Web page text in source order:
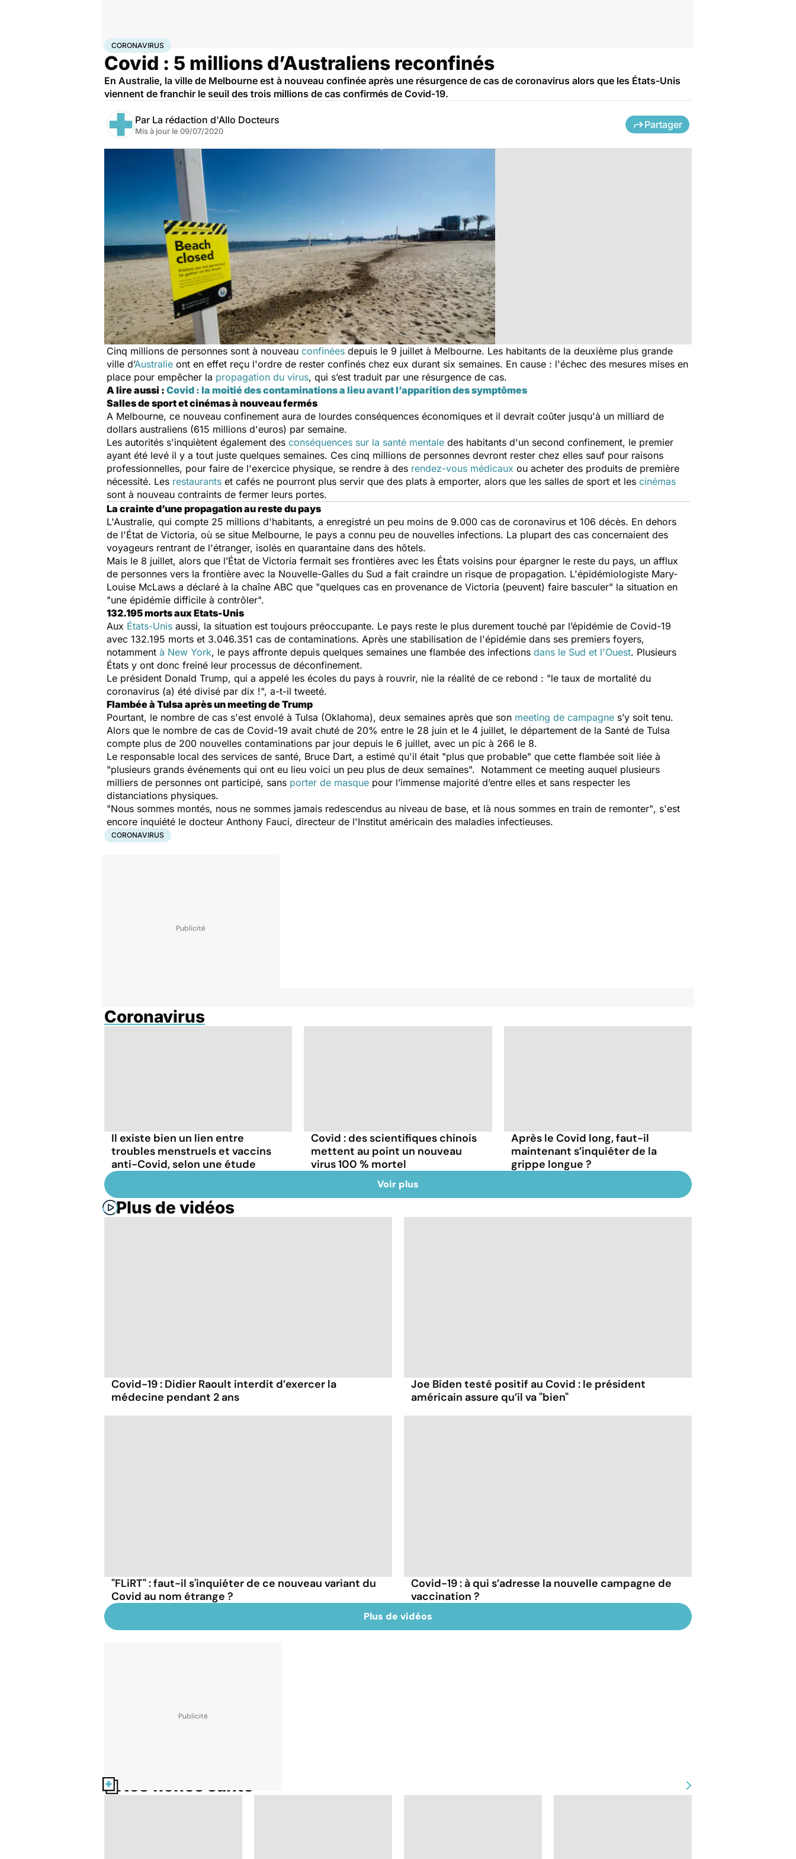
AccueilSantéMaladies
CORONAVIRUS
Covid : 5 millions d’Australiens reconfinés
En Australie, la ville de Melbourne est à nouveau confinée après une résurgence de cas de coronavirus alors que les États-Unis
viennent de franchir le seuil des trois millions de cas confirmés de Covid-19.
Par La rédaction d'Allo Docteurs
Mis à jour le 09/07/2020
Partager
Cinq millions de personnes sont à nouveau confinées depuis le 9 juillet à Melbourne. Les habitants de la deuxième plus grande
ville d’Australie ont en effet reçu l'ordre de rester confinés chez eux durant six semaines. En cause : l'échec des mesures mises en
place pour empêcher la propagation du virus, qui s’est traduit par une résurgence de cas.
A lire aussi : Covid : la moitié des contaminations a lieu avant l’apparition des symptômes
Salles de sport et cinémas à nouveau fermés
A Melbourne, ce nouveau confinement aura de lourdes conséquences économiques et il devrait coûter jusqu'à un milliard de
dollars australiens (615 millions d'euros) par semaine.
Les autorités s'inquiètent également des conséquences sur la santé mentale des habitants d'un second confinement, le premier
ayant été levé il y a tout juste quelques semaines. Ces cinq millions de personnes devront rester chez elles sauf pour raisons
professionnelles, pour faire de l'exercice physique, se rendre à des rendez-vous médicaux ou acheter des produits de première
nécessité. Les restaurants et cafés ne pourront plus servir que des plats à emporter, alors que les salles de sport et les cinémas
sont à nouveau contraints de fermer leurs portes.
La crainte d’une propagation au reste du pays
L'Australie, qui compte 25 millions d'habitants, a enregistré un peu moins de 9.000 cas de coronavirus et 106 décès. En dehors
de l'État de Victoria, où se situe Melbourne, le pays a connu peu de nouvelles infections. La plupart des cas concernaient des
voyageurs rentrant de l'étranger, isolés en quarantaine dans des hôtels.
Mais le 8 juillet, alors que l’État de Victoria fermait ses frontières avec les États voisins pour épargner le reste du pays, un afflux
de personnes vers la frontière avec la Nouvelle-Galles du Sud a fait craindre un risque de propagation. L'épidémiologiste Mary-
Louise McLaws a déclaré à la chaîne ABC que "quelques cas en provenance de Victoria (peuvent) faire basculer" la situation en
"une épidémie difficile à contrôler".
132.195 morts aux Etats-Unis
Aux États-Unis aussi, la situation est toujours préoccupante. Le pays reste le plus durement touché par l’épidémie de Covid-19
avec 132.195 morts et 3.046.351 cas de contaminations. Après une stabilisation de l'épidémie dans ses premiers foyers,
notamment à New York, le pays affronte depuis quelques semaines une flambée des infections dans le Sud et l'Ouest. Plusieurs
États y ont donc freiné leur processus de déconfinement.
Le président Donald Trump, qui a appelé les écoles du pays à rouvrir, nie la réalité de ce rebond : "le taux de mortalité du
coronavirus (a) été divisé par dix !", a-t-il tweeté.
Flambée à Tulsa après un meeting de Trump
Pourtant, le nombre de cas s'est envolé à Tulsa (Oklahoma), deux semaines après que son meeting de campagne s’y soit tenu.
Alors que le nombre de cas de Covid-19 avait chuté de 20% entre le 28 juin et le 4 juillet, le département de la Santé de Tulsa
compte plus de 200 nouvelles contaminations par jour depuis le 6 juillet, avec un pic à 266 le 8.
Le responsable local des services de santé, Bruce Dart, a estimé qu'il était "plus que probable" que cette flambée soit liée à
"plusieurs grands événements qui ont eu lieu voici un peu plus de deux semaines". Notamment ce meeting auquel plusieurs
milliers de personnes ont participé, sans porter de masque pour l’immense majorité d’entre elles et sans respecter les
distanciations physiques.
"Nous sommes montés, nous ne sommes jamais redescendus au niveau de base, et là nous sommes en train de remonter", s'est
encore inquiété le docteur Anthony Fauci, directeur de l'Institut américain des maladies infectieuses.
CORONAVIRUS
Coronavirus
Il existe bien un lien entre
troubles menstruels et vaccins
anti-Covid, selon une étude
Covid : des scientifiques chinois
mettent au point un nouveau
virus 100 % mortel
Après le Covid long, faut-il
maintenant s’inquiéter de la
grippe longue ?
Voir plus
Plus de vidéos
Covid-19 : Didier Raoult interdit d’exercer la
médecine pendant 2 ans
Joe Biden testé positif au Covid : le président
américain assure qu’il va "bien"
"FLiRT" : faut-il s'inquiéter de ce nouveau variant du
Covid au nom étrange ?
Covid-19 : à qui s’adresse la nouvelle campagne de
vaccination ?
Plus de vidéos
Nos fiches santé